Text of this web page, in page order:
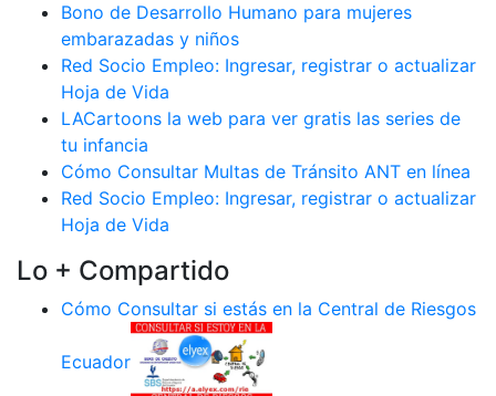
Bono de Desarrollo Humano para mujeres
embarazadas y niños
Red Socio Empleo: Ingresar, registrar o actualizar
Hoja de Vida
LACartoons la web para ver gratis las series de
tu infancia
Cómo Consultar Multas de Tránsito ANT en línea
Red Socio Empleo: Ingresar, registrar o actualizar
Hoja de Vida
Lo + Compartido
Cómo Consultar si estás en la Central de Riesgos
Ecuador